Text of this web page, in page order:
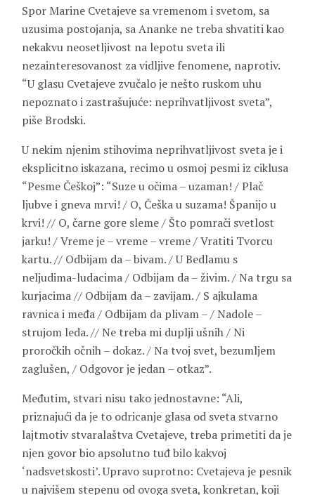
Spor Marine Cvetajeve sa vremenom i svetom, sa
uzusima postojanja, sa Ananke ne treba shvatiti kao
nekakvu neosetljivost na lepotu sveta ili
nezainteresovanost za vidljive fenomene, naprotiv.
“U glasu Cvetajeve zvučalo je nešto ruskom uhu
nepoznato i zastrašujuće: neprihvatljivost sveta”,
piše Brodski.
U nekim njenim stihovima neprihvatljivost sveta je i
eksplicitno iskazana, recimo u osmoj pesmi iz ciklusa
“Pesme Češkoj”: “Suze u očima – uzaman! / Plač
ljubve i gneva mrvi! / O, Češka u suzama! Španijo u
krvi! // O, čarne gore sleme / Što pomrači svetlost
jarku! / Vreme je – vreme – vreme / Vratiti Tvorcu
kartu. // Odbijam da – bivam. / U Bedlamu s
neljudima-ludacima / Odbijam da – živim. / Na trgu sa
kurjacima // Odbijam da – zavijam. / S ajkulama
ravnica i međa / Odbijam da plivam – / Nadole –
strujom leda. // Ne treba mi duplji ušnih / Ni
proročkih očnih – dokaz. / Na tvoj svet, bezumljem
zaglušen, / Odgovor je jedan – otkaz”.
Međutim, stvari nisu tako jednostavne: “Ali,
priznajući da je to odricanje glasa od sveta stvarno
lajtmotiv stvaralaštva Cvetajeve, treba primetiti da je
njen govor bio apsolutno tuđ bilo kakvoj
‘nadsvetskosti’. Upravo suprotno: Cvetajeva je pesnik
u najvišem stepenu od ovoga sveta, konkretan, koji